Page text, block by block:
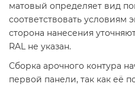
матовый определяет вид
соответствовать условиям
сторона нанесения
RAL не указан.
Сборка арочного контура
первой панели, так как её